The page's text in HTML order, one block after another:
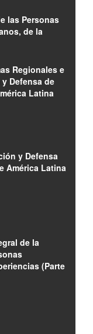
las Personas
de la
Regionales e
Defensa de
Latina
y Defensa
América Latina
de la
(Parte